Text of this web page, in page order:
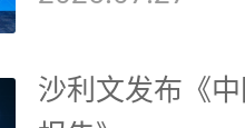
沙利文发布《